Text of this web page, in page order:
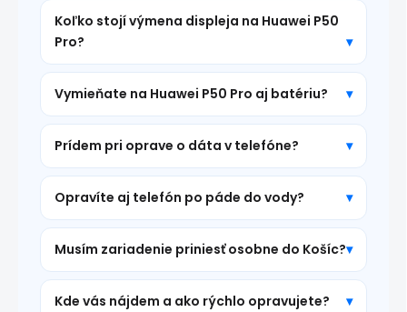
Koľko stojí výmena displeja na Huawei P50
Pro?
Vymieňate na Huawei P50 Pro aj batériu?
Prídem pri oprave o dáta v telefóne?
Opravíte aj telefón po páde do vody?
Musím zariadenie priniesť osobne do Košíc?
Kde vás nájdem a ako rýchlo opravujete?